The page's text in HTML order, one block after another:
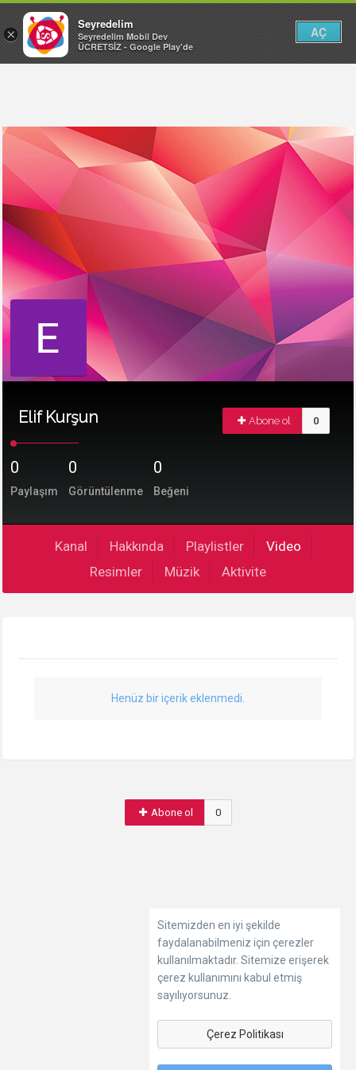
Elif Kurşun Abone ol 0
0
Paylaşım
0
Görüntülenme
0
Beğeni
Kanal Hakkında Playlistler
Video
Resimler
Müzik Aktivite
Henüz bir içerik eklenmedi.
Abone ol 0
Sitemizden en iyi şekilde
faydalanabilmeniz için çerezler
kullanılmaktadır. Sitemize erişerek
çerez kullanımını kabul etmiş
sayılıyorsunuz.
Çerez Politikası
×
Seyredelim
Seyredelim Mobil Dev
ÜCRETSİZ - Google Play'de
AÇ